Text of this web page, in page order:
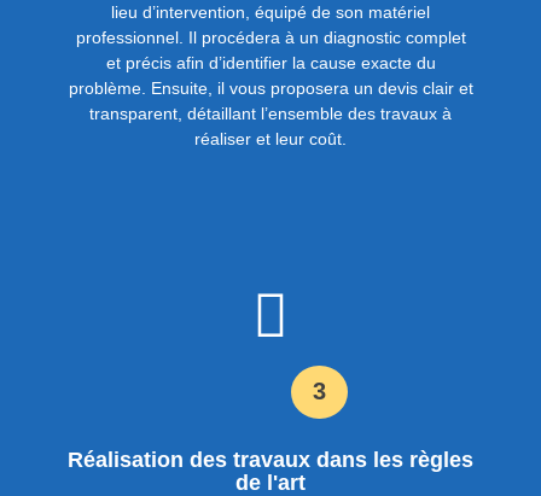
lieu d’intervention, équipé de son matériel
professionnel. Il procédera à un diagnostic complet
et précis afin d’identifier la cause exacte du
problème. Ensuite, il vous proposera un devis clair et
transparent, détaillant l’ensemble des travaux à
réaliser et leur coût.
3
Réalisation des travaux dans les règles
de l'art